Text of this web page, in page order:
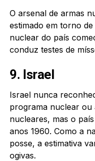
O arsenal de armas
estimado em torno
nuclear do país
conduz testes de
9. Israel
Israel nunca
programa nuclear ou
nucleares, mas o
anos 1960. Como a
posse, a estimativa
ogivas.